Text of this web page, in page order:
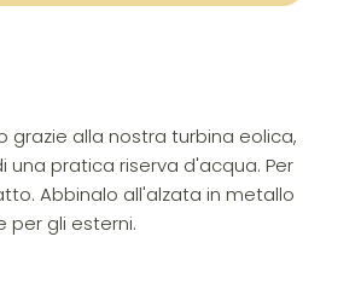
alla nostra turbina eolica,
una pratica riserva d'acqua. Per
Abbinalo all'alzata in metallo
per gli esterni.